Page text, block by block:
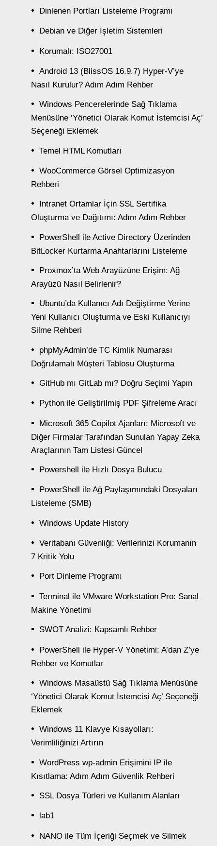
Dinlenen Portları Listeleme Programı
Debian ve Diğer İşletim Sistemleri
Korumalı: ISO27001
Android 13 (BlissOS 16.9.7) Hyper-V’ye
Nasıl Kurulur? Adım Adım Rehber
Windows Pencerelerinde Sağ Tıklama
Menüsüne ‘Yönetici Olarak Komut İstemcisi Aç’
Seçeneği Eklemek
Temel HTML Komutları
WooCommerce Görsel Optimizasyon
Rehberi
Intranet Ortamlar İçin SSL Sertifika
Oluşturma ve Dağıtımı: Adım Adım Rehber
PowerShell ile Active Directory Üzerinden
BitLocker Kurtarma Anahtarlarını Listeleme
Proxmox’ta Web Arayüzüne Erişim: Ağ
Arayüzü Nasıl Belirlenir?
Ubuntu’da Kullanıcı Adı Değiştirme Yerine
Yeni Kullanıcı Oluşturma ve Eski Kullanıcıyı
Silme Rehberi
phpMyAdmin’de TC Kimlik Numarası
Doğrulamalı Müşteri Tablosu Oluşturma
GitHub mı GitLab mı? Doğru Seçimi Yapın
Python ile Geliştirilmiş PDF Şifreleme Aracı
Microsoft 365 Copilot Ajanları: Microsoft ve
Diğer Firmalar Tarafından Sunulan Yapay Zeka
Araçlarının Tam Listesi Güncel
Powershell ile Hızlı Dosya Bulucu
PowerShell ile Ağ Paylaşımındaki Dosyaları
Listeleme (SMB)
Windows Update History
Veritabanı Güvenliği: Verilerinizi Korumanın
7 Kritik Yolu
Port Dinleme Programı
Terminal ile VMware Workstation Pro: Sanal
Makine Yönetimi
SWOT Analizi: Kapsamlı Rehber
PowerShell ile Hyper-V Yönetimi: A’dan Z’ye
Rehber ve Komutlar
Windows Masaüstü Sağ Tıklama Menüsüne
‘Yönetici Olarak Komut İstemcisi Aç’ Seçeneği
Eklemek
Windows 11 Klavye Kısayolları:
Verimliliğinizi Artırın
WordPress wp-admin Erişimini IP ile
Kısıtlama: Adım Adım Güvenlik Rehberi
SSL Dosya Türleri ve Kullanım Alanları
lab1
NANO ile Tüm İçeriği Seçmek ve Silmek